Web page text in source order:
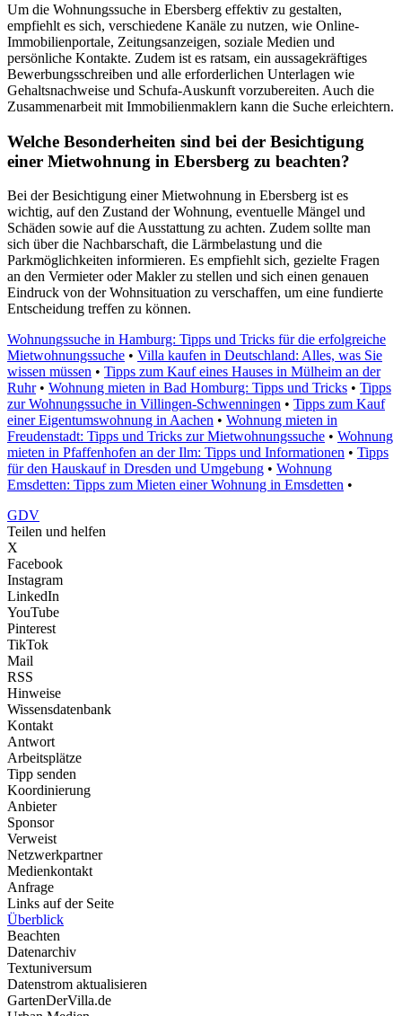
Um die Wohnungssuche in Ebersberg effektiv zu gestalten,
empfiehlt es sich, verschiedene Kanäle zu nutzen, wie Online-
Immobilienportale, Zeitungsanzeigen, soziale Medien und
persönliche Kontakte. Zudem ist es ratsam, ein aussagekräftiges
Bewerbungsschreiben und alle erforderlichen Unterlagen wie
Gehaltsnachweise und Schufa-Auskunft vorzubereiten. Auch die
Zusammenarbeit mit Immobilienmaklern kann die Suche erleichtern.
Welche Besonderheiten sind bei der Besichtigung
einer Mietwohnung in Ebersberg zu beachten?
Bei der Besichtigung einer Mietwohnung in Ebersberg ist es
wichtig, auf den Zustand der Wohnung, eventuelle Mängel und
Schäden sowie auf die Ausstattung zu achten. Zudem sollte man
sich über die Nachbarschaft, die Lärmbelastung und die
Parkmöglichkeiten informieren. Es empfiehlt sich, gezielte Fragen
an den Vermieter oder Makler zu stellen und sich einen genauen
Eindruck von der Wohnsituation zu verschaffen, um eine fundierte
Entscheidung treffen zu können.
Wohnungssuche in Hamburg: Tipps und Tricks für die erfolgreiche
Mietwohnungssuche • Villa kaufen in Deutschland: Alles, was Sie
wissen müssen • Tipps zum Kauf eines Hauses in Mülheim an der
Ruhr• Wohnung mieten in Bad Homburg: Tipps und Tricks • Tipps
zur Wohnungssuche in Villingen-Schwenningen • Tipps zum Kauf
einer Eigentumswohnung in Aachen • Wohnung mieten in
Freudenstadt: Tipps und Tricks zur Mietwohnungssuche • Wohnung
mieten in Pfaffenhofen an der Ilm: Tipps und Informationen • Tipps
für den Hauskauf in Dresden und Umgebung • Wohnung
Emsdetten: Tipps zum Mieten einer Wohnung in Emsdetten •
GDV
Teilen und helfen
X
Facebook
Instagram
LinkedIn
YouTube
Pinterest
TikTok
Mail
RSS
Hinweise
Wissensdatenbank
Kontakt
Antwort
Arbeitsplätze
Tipp senden
Koordinierung
Anbieter
Sponsor
Verweist
Netzwerkpartner
Medienkontakt
Anfrage
Links auf der Seite
Überblick
Beachten
Datenarchiv
Textuniversum
Datenstrom aktualisieren
GartenDerVilla.de